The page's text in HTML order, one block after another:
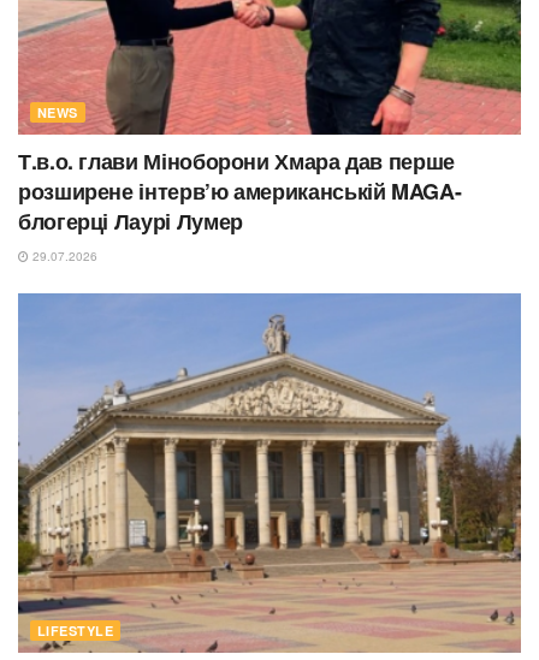
NEWS
Т.в.о. глави Міноборони Хмара дав перше
розширене інтерв’ю американській MAGA-
блогерці Лаурі Лумер
29.07.2026
LIFESTYLE